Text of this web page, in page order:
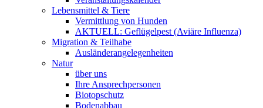
Lebensmittel & Tiere
Vermittlung von Hunden
AKTUELL: Geflügelpest (Aviäre Influenza)
Migration & Teilhabe
Ausländerangelegenheiten
Natur
über uns
Ihre Ansprechpersonen
Biotopschutz
Bodenabbau